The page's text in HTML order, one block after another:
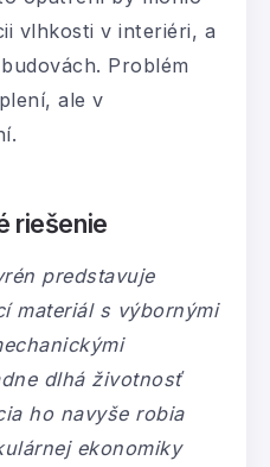
vlhkosti v interiéri, a
Problém
ale v
riešenie
predstavuje
materiál s výbornými
dlhá životnosť
ho navyše robia
ekonomiky